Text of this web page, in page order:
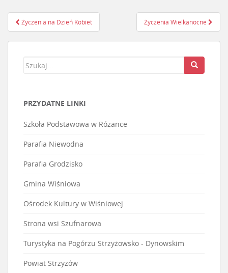
Nawigacja postu
Życzenia na Dzień Kobiet Życzenia Wielkanocne
PRZYDATNE LINKI
Szkoła Podstawowa w Różance
Parafia Niewodna
Parafia Grodzisko
Gmina Wiśniowa
Ośrodek Kultury w Wiśniowej
Strona wsi Szufnarowa
Turystyka na Pogórzu Strzyżowsko - Dynowskim
Powiat Strzyżów